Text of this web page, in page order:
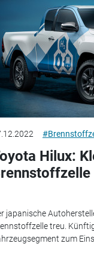
Hilux:
japanische
treu.
zum